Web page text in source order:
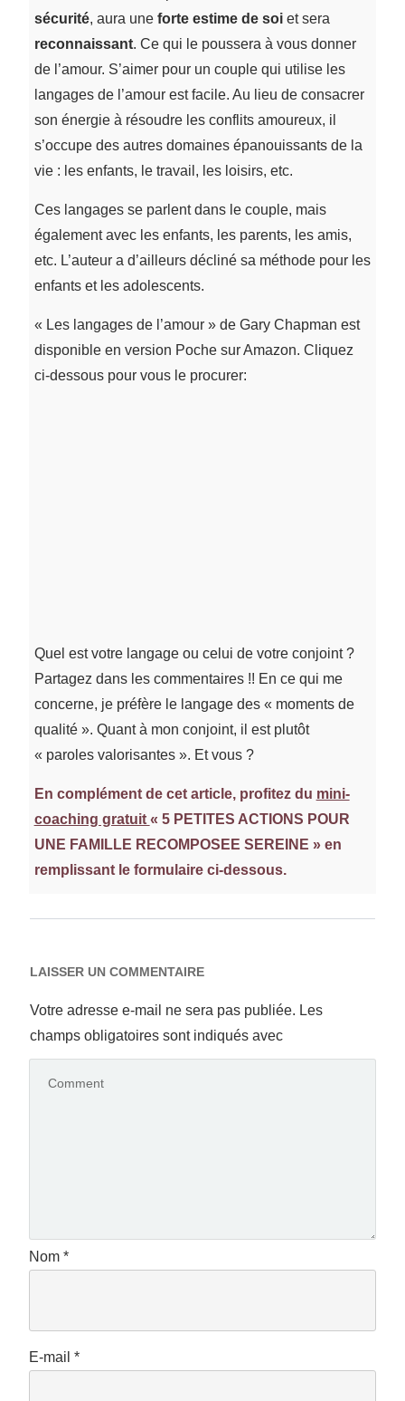
sécurité, aura uneforte estime de soi et sera
reconnaissant. Ce qui le poussera à vous donner
de l’amour. S’aimer pour un couple qui utilise les
langages de l’amour est facile. Au lieu de consacrer
son énergie à résoudre les conflits amoureux, il
s’occupe des autres domaines épanouissants de la
vie : les enfants, le travail, les loisirs, etc.
Ces langages se parlent dans le couple, mais
également avec les enfants, les parents, les amis,
etc. L’auteur a d’ailleurs décliné sa méthode pour les
enfants et les adolescents.
« Les langages de l’amour » de Gary Chapman est
disponible en version Poche sur Amazon. Cliquez
ci-dessous pour vous le procurer:
Quel est votre langage ou celui de votre conjoint ?
Partagez dans les commentaires !! En ce qui me
concerne, je préfère le langage des « moments de
qualité ». Quant à mon conjoint, il est plutôt
« paroles valorisantes ». Et vous ?
En complément de cet article, profitez du mini-
coaching gratuit « 5 PETITES ACTIONS POUR
UNE FAMILLE RECOMPOSEE SEREINE » en
remplissant le formulaire ci-dessous.
LAISSER UN COMMENTAIRE
Votre adresse e-mail ne sera pas publiée. Les
champs obligatoires sont indiqués avec
Nom *
E-mail *